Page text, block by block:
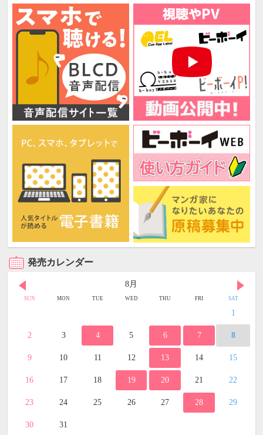
発売カレンダー
8月
SUN MON TUE WED THU FRI SAT
1
2 3 4 5 6 7 8
9 10 11 12 13 14 15
16 17 18 19 20 21 22
23 24 25 26 27 28 29
30 31